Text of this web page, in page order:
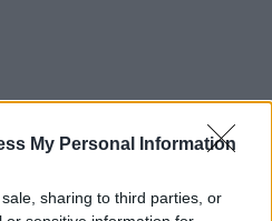
My Personal Information
sharing to third parties, or